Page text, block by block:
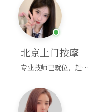
北京上门按摩
专业技师已就位，赶紧下单！